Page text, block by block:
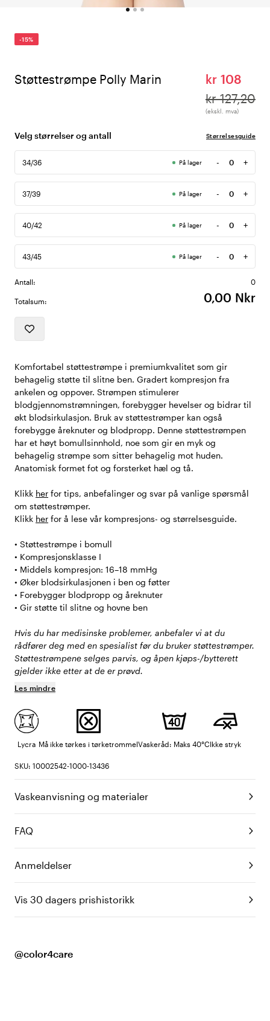
-15%
Støttestrømpe Polly Marin
kr 108
kr 127,20
(ekskl. mva)
Velg størrelser og antall Størrelsesguide
34/36 På lager -
Antall
+
37/39 På lager -
Antall
+
40/42 På lager -
Antall
+
43/45 På lager -
Antall
+
Antall: 0
Totalsum: 0,00 Nkr
Komfortabel støttestrømpe i premiumkvalitet som gir
behagelig støtte til slitne ben. Gradert kompresjon fra
ankelen og oppover. Strømpen stimulerer
blodgjennomstrømningen, forebygger hevelser og bidrar til
økt blodsirkulasjon. Bruk av støttestrømper kan også
forebygge åreknuter og blodpropp. Denne støttestrømpen
har et høyt bomullsinnhold, noe som gir en myk og
behagelig strømpe som sitter behagelig mot huden.
Anatomisk formet fot og forsterket hæl og tå.
Klikk her for tips, anbefalinger og svar på vanlige spørsmål
om støttestrømper.
Klikk her for å lese vår kompresjons- og størrelsesguide.
• Støttestrømpe i bomull
• Kompresjonsklasse I
• Middels kompresjon: 16–18 mmHg
• Øker blodsirkulasjonen i ben og føtter
• Forebygger blodpropp og åreknuter
• Gir støtte til slitne og hovne ben
Hvis du har medisinske problemer, anbefaler vi at du
rådfører deg med en spesialist før du bruker støttestrømper.
Støttestrømpene selges parvis, og åpen kjøps-/bytterett
gjelder ikke etter at de er prøvd.
Les mindre
Lycra Må ikke tørkes i tørketrommelVaskeråd: Maks 40°CIkke stryk
SKU: 10002542-1000-13436
Vaskeanvisning og materialer
FAQ
Anmeldelser
Vis 30 dagers prishistorikk
@color4care